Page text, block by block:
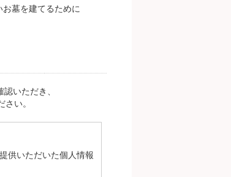
お墓を建てるために
いただき、
い。
供いただいた個人情報